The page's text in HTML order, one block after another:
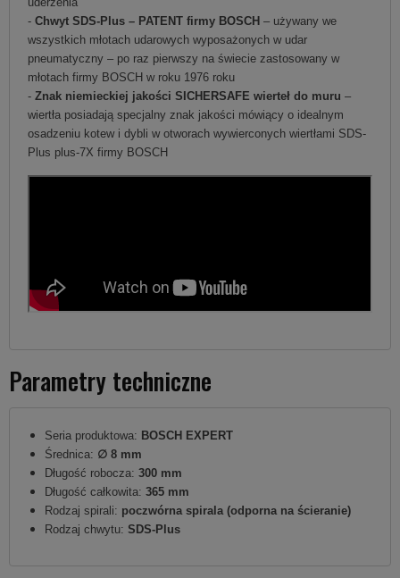
- Chwyt SDS-Plus – PATENT firmy BOSCH – używany we
wszystkich młotach udarowych wyposażonych w udar
pneumatyczny – po raz pierwszy na świecie zastosowany w
młotach firmy BOSCH w roku 1976 roku
- Znak niemieckiej jakości SICHERSAFE wierteł do muru –
wiertła posiadają specjalny znak jakości mówiący o idealnym
osadzeniu kotew i dybli w otworach wywierconych wiertłami SDS-
Plus plus-7X firmy BOSCH
Parametry techniczne
Seria produktowa: BOSCH EXPERT
Średnica: ∅ 8 mm
Długość robocza: 300 mm
Długość całkowita: 365 mm
Rodzaj spirali: poczwórna spirala (odporna na ścieranie)
Rodzaj chwytu: SDS-Plus